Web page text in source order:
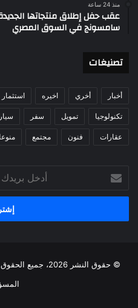
منذ 24 ساعة
عقب حفل إطلاق منتجاتها
سامسونج في السوق المصري
تصنيغات
أخبار أخري اخيره استثمار
تكنولوجيا تمويل سفر
عقارات فنون مجتمع
بريدك
الإلكتروني
© حقوق النشر 2026، جميع الحقوق محفوظة |